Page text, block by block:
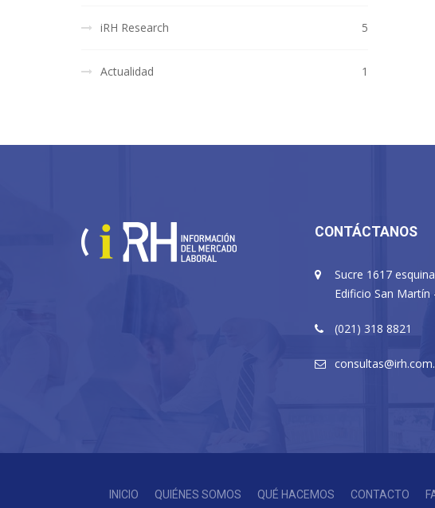
iRH Research 5
Actualidad 1
CONTÁCTANOS
Sucre 1617
Edificio San Martín
(021) 318 8821
INICIO QUIÉNES SOMOS QUÉ HACEMOS CONTACTO